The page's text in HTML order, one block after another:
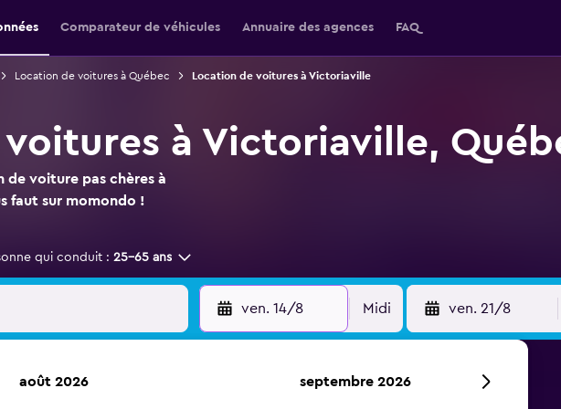
Comparateur de véhicules Annuaire des agences FAQ
Location de voitures à Québec Location de voitures à Victoriaville
à Victoriaville,
voiture pas chères à
faut sur momondo !
qui conduit : 25-65 ans
ven. 14/8 Midi ven. 21/8
août 2026 septembre 2026